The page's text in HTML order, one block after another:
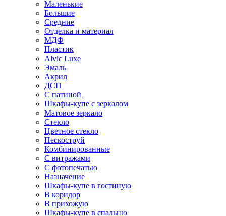
Маленькие
Большие
Средние
Отделка и материал
МДФ
Пластик
Alvic Luxe
Эмаль
Акрил
ДСП
С патиной
Шкафы-купе с зеркалом
Матовое зеркало
Стекло
Цветное стекло
Пескоструй
Комбинированные
С витражами
С фотопечатью
Назначение
Шкафы-купе в гостиную
В коридор
В прихожую
Шкафы-купе в спальню